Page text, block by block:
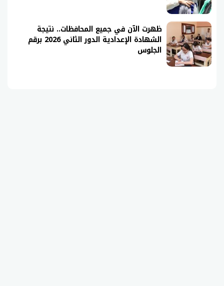
ظهرت الآن في جميع المحافظات.. نتيجة
الشهادة الإعدادية الدور الثاني 2026 برقم
الجلوس